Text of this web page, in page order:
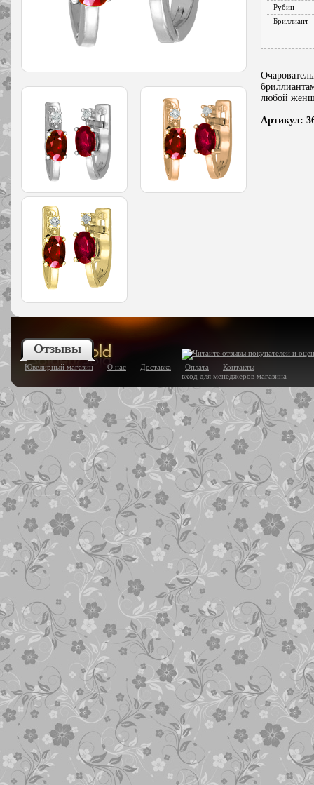
Рубин
Бриллиант
любой
Артикул:
Отзывы
Ювелирный магазин О нас Доставка Оплата
Контакты
вход для менеджеров магазина